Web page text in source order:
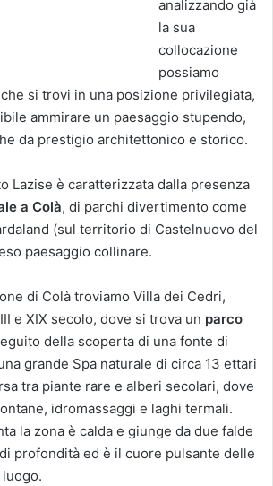
analizzando già
la sua
collocazione
possiamo
si trovi in una posizione privilegiata,
ammirare un paesaggio stupendo,
da prestigio architettonico e storico.
Lazise è caratterizzata dalla presenza
a Colà, di parchi divertimento come
(sul territorio di Castelnuovo del
paesaggio collinare.
di Colà troviamo Villa dei Cedri,
e XIX secolo, dove si trova un parco
della scoperta di una fonte di
grande Spa naturale di circa 13 ettari
tra piante rare e alberi secolari, dove
idromassaggi e laghi termali.
la zona è calda e giunge da due falde
profondità ed è il cuore pulsante delle